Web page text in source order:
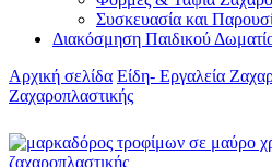
Συσκευασία και
Διακόσμηση Παιδικού
Αρχική σελίδα Είδη- Εργαλεία
Ζαχαροπλαστικής